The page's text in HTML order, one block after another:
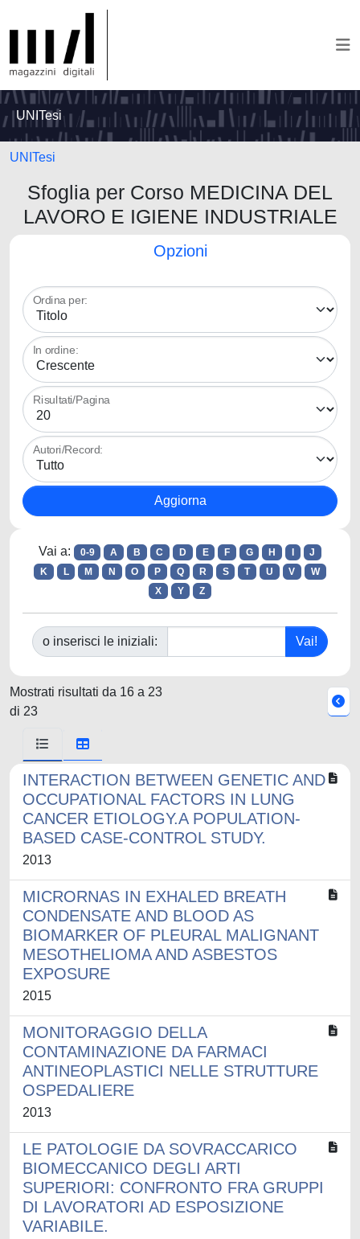
UNITesi
UNITesi
Sfoglia per Corso MEDICINA DEL
LAVORO E IGIENE INDUSTRIALE
Opzioni
Ordina per:
In ordine:
Risultati/Pagina
Autori/Record:
Vai a: 0-9 A B C D E F G H
J
K
L M N O P Q R S T U V
W
X
Y Z
o inserisci le iniziali:
Mostrati risultati da 16 a 23
di 23
INTERACTION BETWEEN GENETIC AND
OCCUPATIONAL FACTORS IN LUNG
CANCER ETIOLOGY.A POPULATION-
BASED CASE-CONTROL STUDY.
2013
MICRORNAS IN EXHALED BREATH
CONDENSATE AND BLOOD AS
BIOMARKER OF PLEURAL MALIGNANT
MESOTHELIOMA AND ASBESTOS
EXPOSURE
2015
MONITORAGGIO DELLA
CONTAMINAZIONE DA FARMACI
ANTINEOPLASTICI NELLE STRUTTURE
OSPEDALIERE
2013
LE PATOLOGIE DA SOVRACCARICO
BIOMECCANICO DEGLI ARTI
SUPERIORI: CONFRONTO FRA GRUPPI
DI LAVORATORI AD ESPOSIZIONE
VARIABILE.